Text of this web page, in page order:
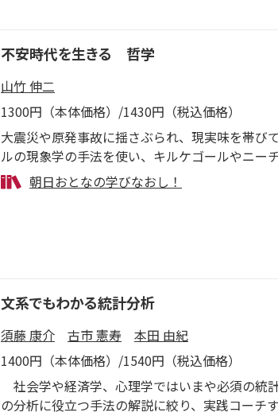
不安時代を生きる 哲学
山竹 伸二
1300円（本体価格）/1430円（税込価格）
大震災や原発事故に揺さぶられ、現実味を帯び
ルの現象学の手法を使い、キルケゴールやニー
安の本質に迫る。不安時代の日本人への哲学から
朝日おとなの学びなおし！
文系でもわかる統計分析
須藤 康介 古市 憲寿
本田 由紀
1400円（本体価格）/1540円（税込価格）
社会学や経済学、心理学ではいまや必須の統
の分析に役立つ手法の解説に絞り、実践コーチ